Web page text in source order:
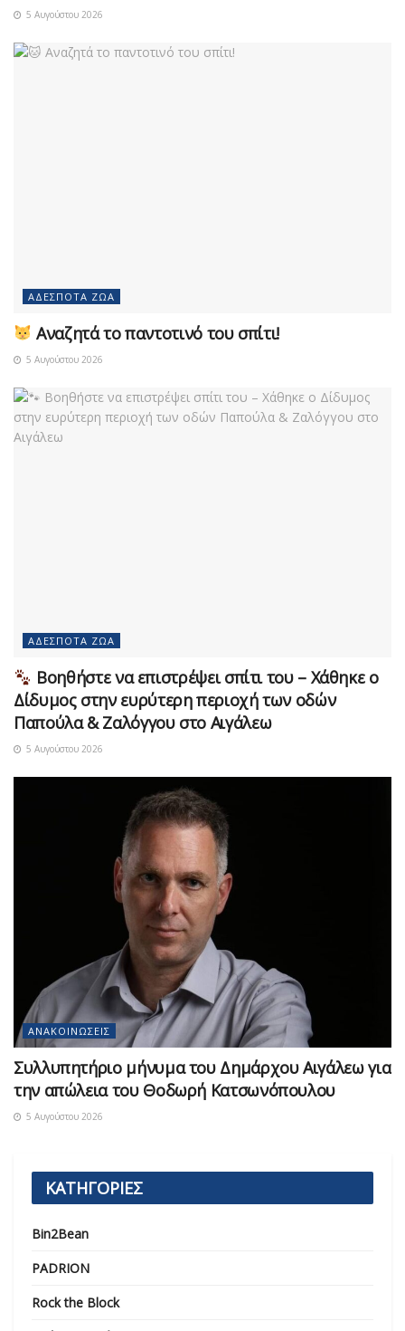
5 Αυγούστου 2026
ΑΔΈΣΠΟΤΑ ΖΏΑ
Αναζητά το παντοτινό του σπίτι!
5 Αυγούστου 2026
ΑΔΈΣΠΟΤΑ ΖΏΑ
Βοηθήστε να επιστρέψει σπίτι του – Χάθηκε ο
Δίδυμος στην ευρύτερη περιοχή των οδών
Παπούλα & Ζαλόγγου στο Αιγάλεω
5 Αυγούστου 2026
ΑΝΑΚΟΙΝΏΣΕΙΣ
Συλλυπητήριο μήνυμα του Δημάρχου Αιγάλεω για
την απώλεια του Θοδωρή Κατσωνόπουλου
5 Αυγούστου 2026
ΚΑΤΗΓΟΡΙΕΣ
Bin2Bean
PADRION
Rock the Block